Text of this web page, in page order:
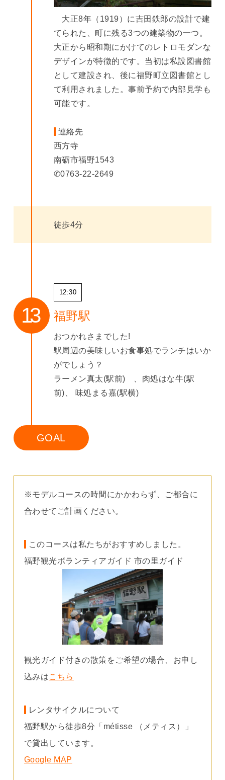
大正8年（1919）に吉田鉄郎の設計で建
てられた、町に残る3つの建築物の一つ。
大正から昭和期にかけてのレトロモダンな
デザインが特徴的です。当初は私設図書館
として建設され、後に福野町立図書館とし
て利用されました。事前予約で内部見学も
可能です。
連絡先
西方寺
南砺市福野1543
✆0763-22-2649
徒歩4分
12:30
福野駅
おつかれさまでした!
駅周辺の美味しいお食事処でランチはいか
がでしょう？
ラーメン真太(駅前) 、肉処はな牛(駅
前)、 味処まる嘉(駅横)
GOAL
※モデルコースの時間にかかわらず、ご都合に
合わせてご計画ください。
このコースは私たちがおすすめしました。
福野観光ボランティアガイド 市の里ガイド
観光ガイド付きの散策をご希望の場合、お申し
込みはこちら
レンタサイクルについて
福野駅から徒歩8分「métisse （メティス）」
で貸出しています。
Google MAP